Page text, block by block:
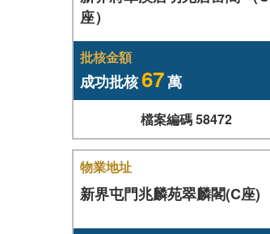
座）
批核金額
成功批核67萬
檔案編碼 58472
物業地址
新界屯門兆麟苑翠麟閣(C座)